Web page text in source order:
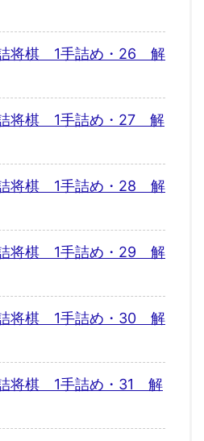
将棋 1手詰め・26 解
将棋 1手詰め・27 解
将棋 1手詰め・28 解
将棋 1手詰め・29 解
将棋 1手詰め・30 解
将棋 1手詰め・31 解